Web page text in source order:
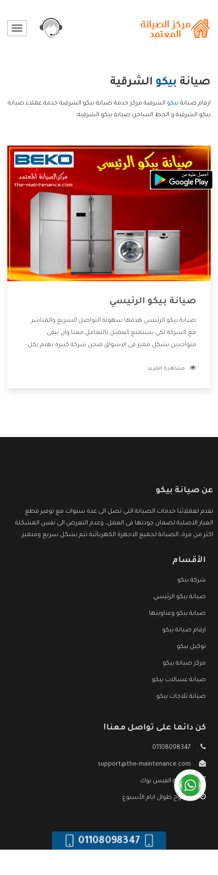
صيانة بيكو الشرقية
ارقام صيانة بيكو الشرقية مركز خدمة صيانة بيكو الشرقية خدمة عملاء صيانة
بيكو الشرقية و الخط الساخن صيانة بيكو الشرقية.
صيانة بيكو الرئيسي
صيانة بيكو الرئيسي هدفها سهولة التواصل السريع والمباشر
مع الشركة لكى يستمتع العميل بالتعامل معنا وان نبقى
متواجدين بشكل مميز فى الاسواق فنحن شركة كبيرة نهتم بكل
الشركة بها والتى تكون منها خدمة الصيانة التى تكون من أهم
مشاهدة المزيد
عن صيانة بيكو
نقدم لعملائنا خدمات الصيانة التى تصل الى عدة سنوات مع توفير قطع
الغيار الاصلية لضمان جودتها فى العمل، وعدم التعرض الى نفس المشكلة
اكثر من مرة، الصيانة لجميع الاجهزة الكهربائية تتم بشكل سريع ومتميز.
الأقسام
شركة بيكو
صيانة بيكو الرئيسي
صيانة بيكو وعناوينها
ارقام صيانة بيكو
توكيل بيكو
مركز صيانة بيكو
صيانة غسالات بيكو
صيانة ثلاجات بيكو
كن دائما على تواصل معنا!
01108098347
support@the-maintenance.com
صفحة الفيس بوك
مفتوح طوال ايام الأسبوع
01108098347